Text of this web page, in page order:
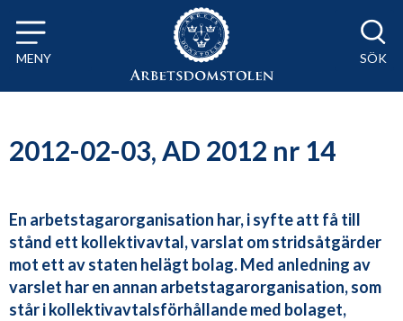
Till innehåll på sidan x
MENY SÖK
2012-02-03, AD 2012 nr 14
En arbetstagarorganisation har, i syfte att få till
stånd ett kollektivavtal, varslat om stridsåtgärder
mot ett av staten helägt bolag. Med anledning av
varslet har en annan arbetstagarorganisation, som
står i kollektivavtalsförhållande med bolaget,